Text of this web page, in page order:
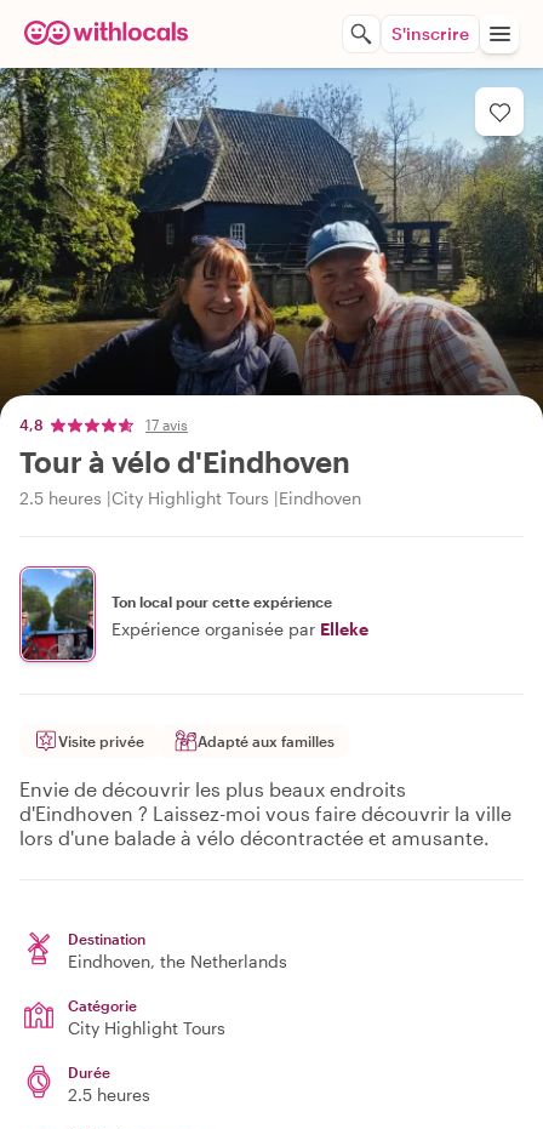
S'inscrire
4,8 17 avis
Tour à vélo d'Eindhoven
2.5 heures City Highlight Tours Eindhoven
Ton local pour cette expérience
Expérience organisée par Elleke
Visite privée Adapté aux familles
Envie de découvrir les plus beaux endroits
d'Eindhoven ? Laissez-moi vous faire découvrir la ville
lors d'une balade à vélo décontractée et amusante.
Destination
Eindhoven, the Netherlands
Catégorie
City Highlight Tours
Durée
2.5 heures